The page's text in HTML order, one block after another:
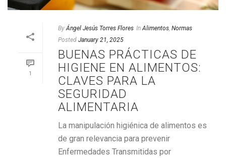
1
By Ángel Jesús Torres Flores In Alimentos, Normas
Posted January 21, 2025
BUENAS PRÁCTICAS DE
HIGIENE EN ALIMENTOS:
CLAVES PARA LA
SEGURIDAD
ALIMENTARIA
La manipulación higiénica de alimentos es
de gran relevancia para prevenir
Enfermedades Transmitidas por